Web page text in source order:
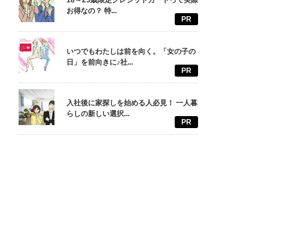
お得なの？ 特...
PR
いつでもわたしは前を向く。「女の子の
日」を前向きに♪社...
PR
入社後に家探しを始める人必見！ 一人暮
らしの新しい選択...
PR